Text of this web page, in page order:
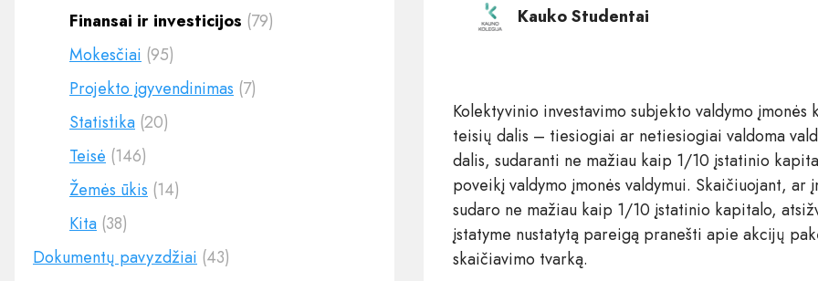
Finansai ir investicijos (79)
Mokesčiai (95)
Projekto įgyvendinimas (7)
Statistika (20)
Teisė (146)
Žemės ūkis (14)
Kita (38)
Dokumentų pavyzdžiai (43)
Kauko Studentai
Kolektyvinio investavimo subjekto valdymo
teisių dalis – tiesiogiai ar netiesiogiai valdoma
dalis, sudaranti ne mažiau kaip 1/10 įstatinio
poveikį valdymo įmonės valdymui. Skaičiuojant,
sudaro ne mažiau kaip 1/10 įstatinio kapitalo,
įstatyme nustatytą pareigą pranešti apie akcijų
skaičiavimo tvarką.